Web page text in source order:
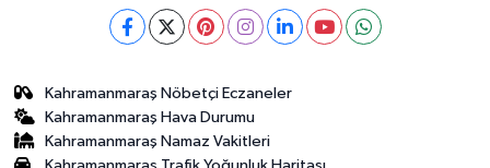
Kahramanmaraş Nöbetçi Eczaneler
Kahramanmaraş Hava Durumu
Kahramanmaraş Namaz Vakitleri